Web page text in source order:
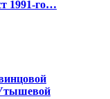
1991-го…